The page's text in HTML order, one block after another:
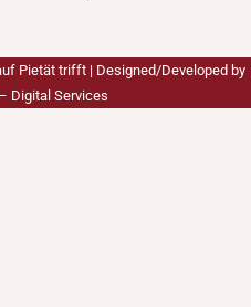
Pietät trifft | Designed/Developed by
Digital Services